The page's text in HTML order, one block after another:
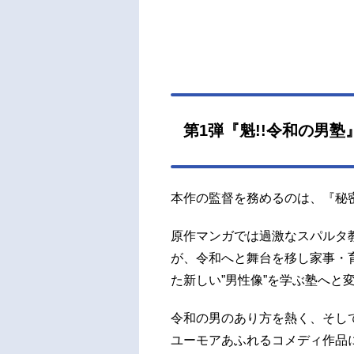
第1弾『魁!!令和の男塾
本作の監督を務めるのは、『秘
原作マンガでは過激なスパル
が、令和へと舞台を移し家事
た新しい”男性像”を学ぶ塾へと
令和の男のあり方を熱く、そ
ユーモアあふれるコメディ作品